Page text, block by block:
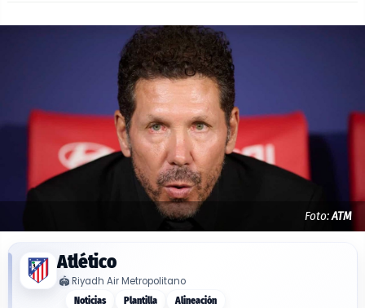
Foto:ATM
Atlético
🏟️Riyadh Air Metropolitano
Noticias Plantilla Alineación